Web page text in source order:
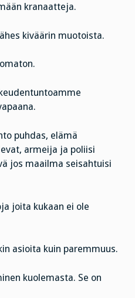
kranaatteja.
kiväärin muotoista.
puhdas, elämä
armeija ja poliisi
jos maailma seisahtuisi
joita kukaan ei ole
asioita kuin paremmuus.
kuolemasta. Se on